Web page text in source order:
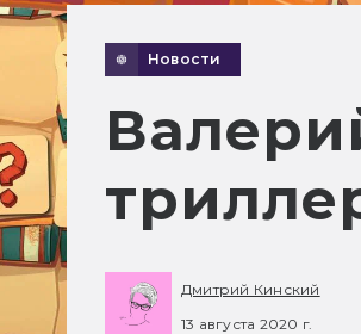
Новости
Дмитрий Кинский
13 августа 2020 г.